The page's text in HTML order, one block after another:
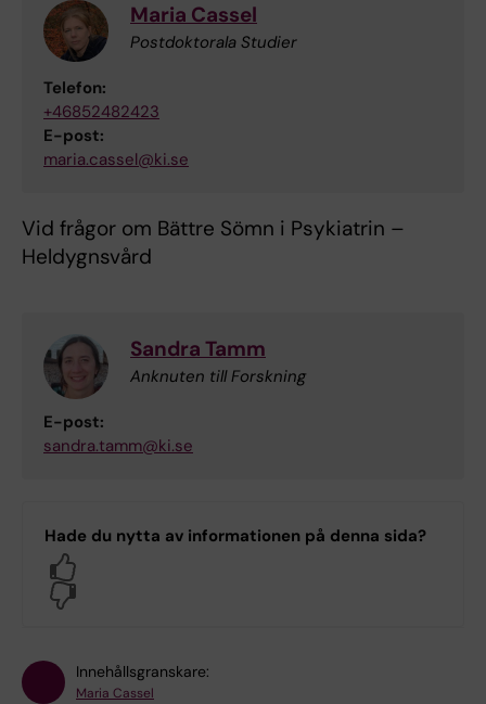
Maria Cassel
Postdoktorala Studier
Telefon:
+46852482423
E-post:
maria.cassel@ki.se
Vid frågor om Bättre Sömn i Psykiatrin –
Heldygnsvård
Sandra Tamm
Anknuten till Forskning
E-post:
sandra.tamm@ki.se
Hade du nytta av informationen på denna sida?
Innehållsgranskare:
Maria Cassel